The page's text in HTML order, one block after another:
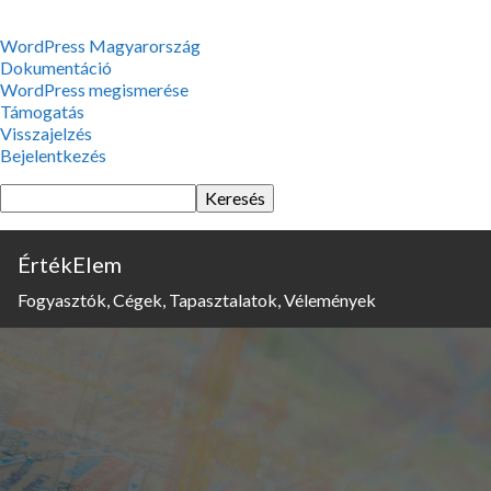
WordPress,
a
csodás
WordPress Magyarország
Dokumentáció
WordPress megismerése
Támogatás
Visszajelzés
Bejelentkezés
Keresés
ÉrtékElem
Fogyasztók, Cégek, Tapasztalatok, Vélemények